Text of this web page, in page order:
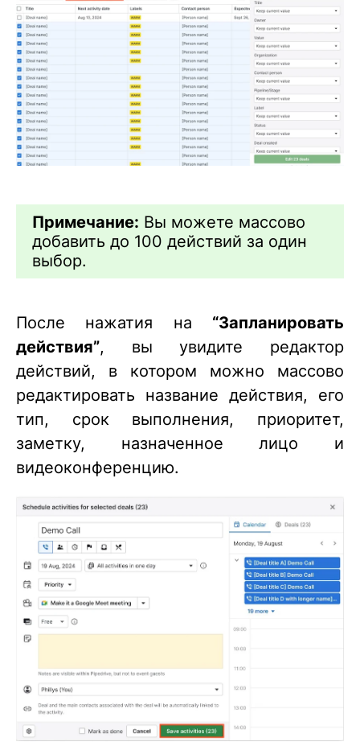
Примечание: Вы можете массово
добавить до 100 действий за один
выбор.
После нажатия на “Запланировать
действия”, вы увидите редактор
действий, в котором можно массово
редактировать название действия, его
тип, срок выполнения, приоритет,
заметку, назначенное лицо и
видеоконференцию.